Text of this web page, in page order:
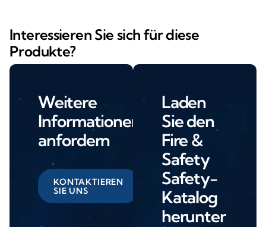
Interessieren Sie sich für diese
Produkte?
Weitere
Informationen
anfordern
KONTAKTIEREN
SIE UNS
Laden
Sie den
Fire &
Safety
Safety-
Katalog
herunter